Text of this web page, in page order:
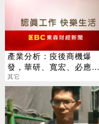
產業分析：疫後商機爆
發，華研、寬宏、必應及
寬魚增添營運動能
其它